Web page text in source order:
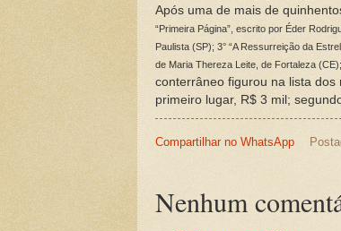
Após uma de mais de
“Primeira Página”, escrito por Éder
Paulista (SP); 3° “A Ressurreição da
de Maria Thereza Leite, de Fortaleza
conterrâneo figurou na lista dos
primeiro lugar, R$ 3 mil;
Compartilhar no WhatsApp
Nenhum